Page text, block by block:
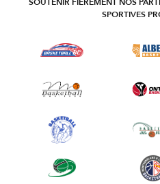
SPORTIVES